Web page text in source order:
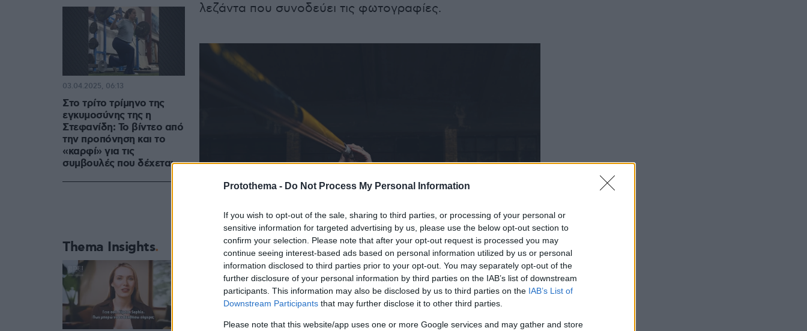
Protothema - Do Not Process My Personal Information
If you wish to opt-out of the sale, sharing to third parties, or processing of your personal or
sensitive information for targeted advertising by us, please use the below opt-out section to
confirm your selection. Please note that after your opt-out request is processed you may
continue seeing interest-based ads based on personal information utilized by us or personal
information disclosed to third parties prior to your opt-out. You may separately opt-out of the
further disclosure of your personal information by third parties on the IAB’s list of downstream
participants. This information may also be disclosed by us to third parties on the IAB’s List of
Downstream Participants that may further disclose it to other third parties.
Please note that this website/app uses one or more Google services and may gather and store
λεζάντα που συνοδεύει τις φωτογραφίες.
Στο τρίτο τρίμηνο της
εγκυμοσύνης της η
Στεφανίδη: Το βίντεο από
την προπόνηση και το
«καρφί» για τις
συμβουλές που δέχεται
03.04.2025, 06:13
Thema Insights